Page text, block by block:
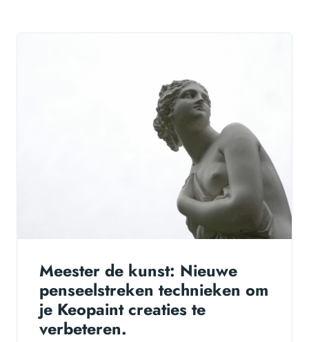
Meester de kunst: Nieuwe
penseelstreken technieken om
je Keopaint creaties te
verbeteren.